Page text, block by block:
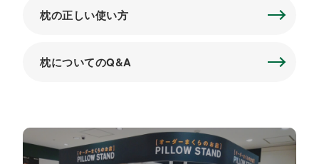
枕の正しい使い方
枕についてのQ&A